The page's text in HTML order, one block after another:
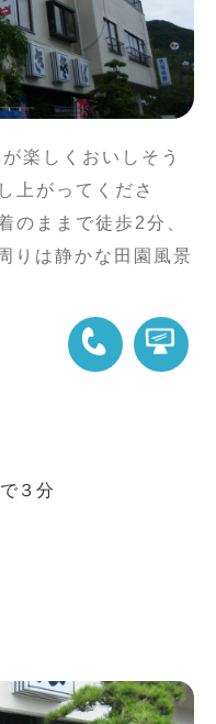
楽しくおいしそう
上がってくださ
ままで徒歩2分、
りは静かな田園風景
３分